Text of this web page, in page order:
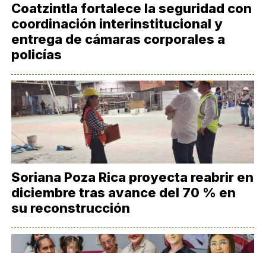
Coatzintla fortalece la seguridad con
coordinación interinstitucional y
entrega de cámaras corporales a
policías
Soriana Poza Rica proyecta reabrir en
diciembre tras avance del 70 % en
su reconstrucción